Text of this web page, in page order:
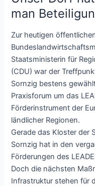
man
Zur heutigen
Staatsministerin für
(CDU) war der
Sornzig bestens
Praxisforum um das
Förderinstrument der
ländlicher Regionen.
Gerade das Kloster der
Sornzig hat in den
Förderungen des
Doch die nächsten
Infrastruktur stehen für